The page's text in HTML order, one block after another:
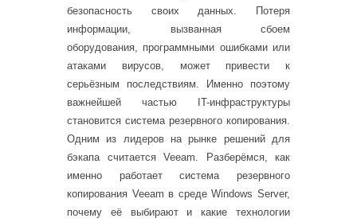
безопасность своих данных. Потеря
информации, вызванная сбоем
оборудования, программными ошибками или
атаками вирусов, может привести к
серьёзным последствиям. Именно поэтому
важнейшей частью IT-инфраструктуры
становится система резервного копирования.
Одним из лидеров на рынке решений для
бэкапа считается Veeam. Разберёмся, как
именно работает система резервного
копирования Veeam в среде Windows Server,
почему её выбирают и какие технологии